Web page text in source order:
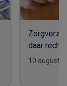
daar recht
10